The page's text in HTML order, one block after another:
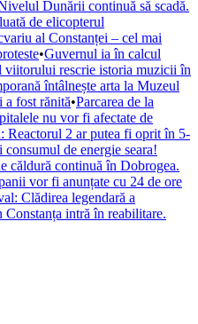
Dunării continuă să scadă.
de elicopterul
al Constanței – cel mai
•Guvernul ia în calcul
viitorului rescrie istoria muzicii în
întâlnește arta la Muzeul
a fost rănită•Parcarea de la
nu vor fi afectate de
Reactorul 2 ar putea fi oprit în 5-
de energie seara!
căldură continuă în Dobrogea.
vor fi anunțate cu 24 de ore
Clădirea legendară a
Constanța intră în reabilitare.